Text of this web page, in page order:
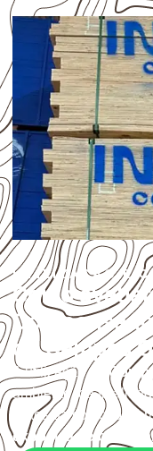
UTILIZAÇÃO E
Como
de Campos
A utilização do
ambiente, da
Antes da cotação,
exposição e o